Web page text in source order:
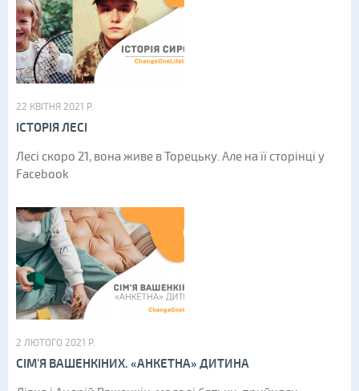
22 КВІТНЯ 2021 Р.
ІСТОРІЯ ЛЕСІ
Лесі скоро 21, вона живе в Торецьку. Але на її сторінці у
Facebook
2 ЛЮТОГО 2021 Р.
СІМ'Я ВАШЕНКІНИХ. «АНКЕТНА» ДИТИНА